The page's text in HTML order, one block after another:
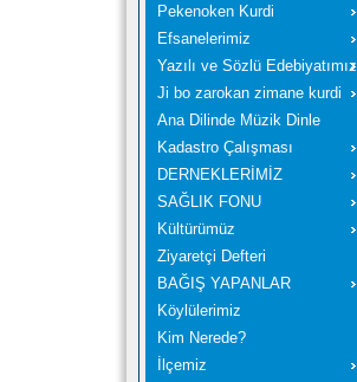
Pekenoken Kurdi
Efsanelerimiz
Yazılı ve Sözlü Edebiyatımız
Ji bo zarokan zimane kurdi
Ana Dilinde Müzik Dinle
Kadastro Çalışması
DERNEKLERİMİZ
SAĞLIK FONU
Kültürümüz
Ziyaretçi Defteri
BAĞIŞ YAPANLAR
Köylülerimiz
Kim Nerede?
İlçemiz